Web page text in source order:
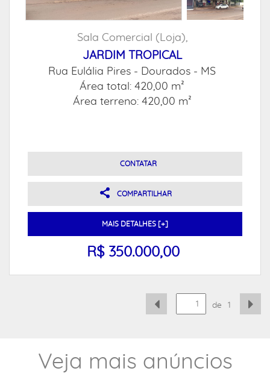
Sala Comercial (Loja),
JARDIM TROPICAL
Rua Eulália Pires - Dourados - MS
Área total: 420,00 m²
Área terreno: 420,00 m²
CONTATAR
COMPARTILHAR
MAIS DETALHES [+]
R$ 350.000,00
de 1
Veja mais anúncios